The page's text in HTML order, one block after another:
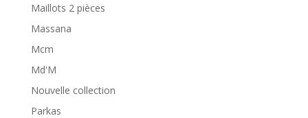
Maillots 2 pièces
Massana
Mcm
Md'M
Nouvelle collection
Parkas